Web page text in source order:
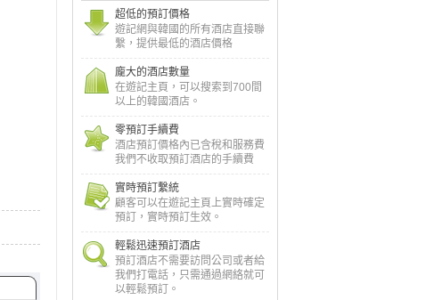
超低的預訂價格
遊記網與韓國的所有酒店直接聯
繫，提供最低的酒店價格
龐大的酒店數量
在遊記主頁，可以搜索到700間
以上的韓國酒店。
零預訂手續費
酒店預訂價格內已含稅和服務費
我們不收取預訂酒店的手續費
實時預訂繫統
顧客可以在遊記主頁上實時確定
預訂，實時預訂生效。
輕鬆迅速預訂酒店
預訂酒店不需要訪問公司或者給
我們打電話，只需通過網絡就可
以輕鬆預訂。